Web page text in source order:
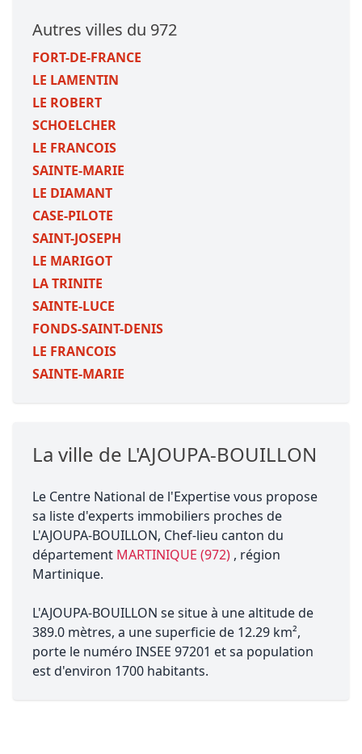
Autres villes du 972
FORT-DE-FRANCE
LE LAMENTIN
LE ROBERT
SCHOELCHER
LE FRANCOIS
SAINTE-MARIE
LE DIAMANT
CASE-PILOTE
SAINT-JOSEPH
LE MARIGOT
LA TRINITE
SAINTE-LUCE
FONDS-SAINT-DENIS
LE FRANCOIS
SAINTE-MARIE
La ville de L'AJOUPA-BOUILLON
Le Centre National de l'Expertise vous propose
sa liste d'experts immobiliers proches de
L'AJOUPA-BOUILLON, Chef-lieu canton du
département MARTINIQUE (972) , région
Martinique.
L'AJOUPA-BOUILLON se situe à une altitude de
389.0 mètres, a une superficie de 12.29 km²,
porte le numéro INSEE 97201 et sa population
est d'environ 1700 habitants.